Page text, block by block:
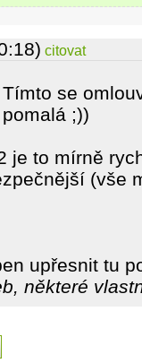
citovat
se
;))
je to mírně
(vše
upřesnit tu
některé